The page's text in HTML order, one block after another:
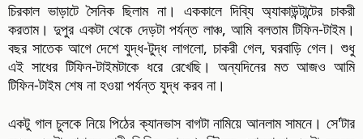
চিরকাল ভাড়াটে সৈনিক ছিলাম না। এককালে দিব্যি অ্যাকাউন্টান্টের চাকরী
করতাম। দুপুর একটা থেকে দেড়টা পর্যন্ত লাঞ্চ, আমি বলতাম টিফিন-টাইম।
বছর সাতেক আগে দেশে যুদ্ধ-টুদ্ধ লাগলো, চাকরী গেল, ঘরবাড়ি গেল। শুধু
এই সাধের টিফিন-টাইমটাকে ধরে রেখেছি। অন্যদিনের মত আজও আমি
টিফিন-টাইম শেষ না হওয়া পর্যন্ত যুদ্ধ করব না।
একটু গাল চুলকে নিয়ে পিঠের ক্যানভাস বাগটা নামিয়ে আনলাম সামনে। সে'টার